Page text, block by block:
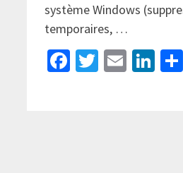
système Windows
temporaires, …
Facebook
Twitter
Email